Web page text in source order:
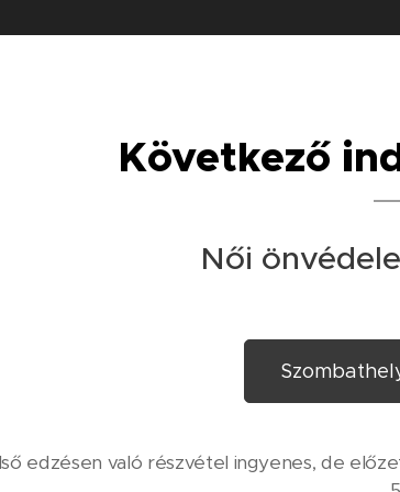
Következő
Női
edzésen való részvétel ingyenes, de